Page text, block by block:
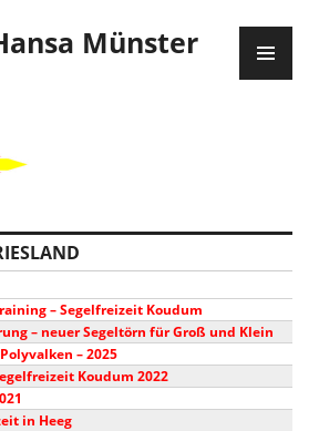
Münster
– Segelfreizeit Koudum
– neuer Segeltörn für Groß und Klein
– 2025
Koudum 2022
in Heeg